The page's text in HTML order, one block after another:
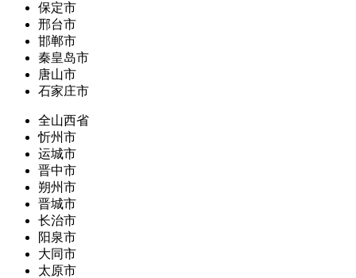
保定市
邢台市
邯郸市
秦皇岛市
唐山市
石家庄市
全山西省
忻州市
运城市
晋中市
朔州市
晋城市
长治市
阳泉市
大同市
太原市